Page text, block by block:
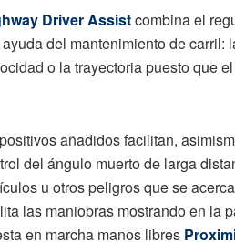
Driver Assistcombina el
del mantenimiento de carril:
o la trayectoria puesto que
añadidos facilitan,
del ángulo muerto de larga
u otros peligros que se
las maniobras mostrando en la
en marcha manos libres